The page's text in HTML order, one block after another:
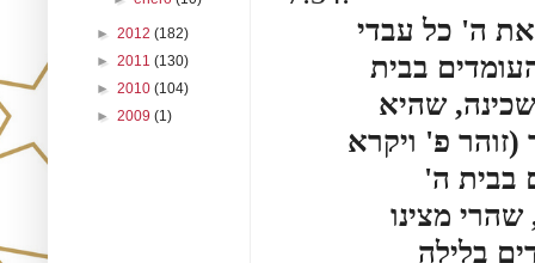
ה' כל עבדי
בבית
שהיא
פ' ויקרא
בבית ה'
מצינו
בלילה
► 2012 (182)
► 2011 (130)
► 2010 (104)
► 2009 (1)